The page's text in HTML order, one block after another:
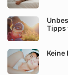
Tipps
Keine